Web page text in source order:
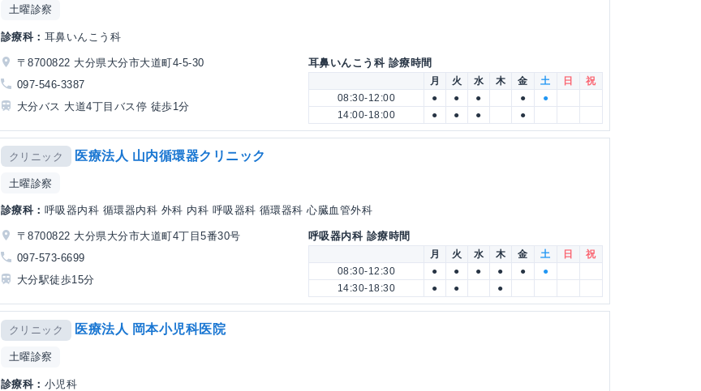
土曜診察
診療科： 耳鼻いんこう科
〒8700822 大分県大分市大道町4-5-30
097-546-3387
大分バス 大道4丁目バス停 徒歩1分
耳鼻いんこう科 診療時間
月 火 水 木 金 土 日
祝
08:30-12:00
● ● ● ●
●
14:00-18:00
● ● ● ●
クリニック 医療法人 山内循環器クリニック
土曜診察
診療科： 呼吸器内科 循環器内科 外科 内科 呼吸器科 循環器科 心臓血管外科
〒8700822 大分県大分市大道町4丁目5番30号
097-573-6699
大分駅徒歩15分
呼吸器内科 診療時間
月 火 水 木 金 土 日
祝
08:30-12:30
● ● ● ● ●
●
14:30-18:30
● ● ●
クリニック 医療法人 岡本小児科医院
土曜診察
診療科： 小児科